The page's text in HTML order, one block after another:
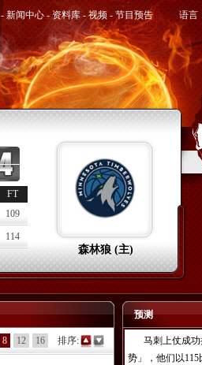
-新闻中心-资料库-视频-节目预告 语言
FT
109
114
森林狼 (主)
排序:
8 12 16
预测
马刺上仗成
势」，他们以115